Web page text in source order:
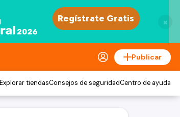
×
Publicar
Explorar tiendasConsejos de seguridadCentro de ayuda